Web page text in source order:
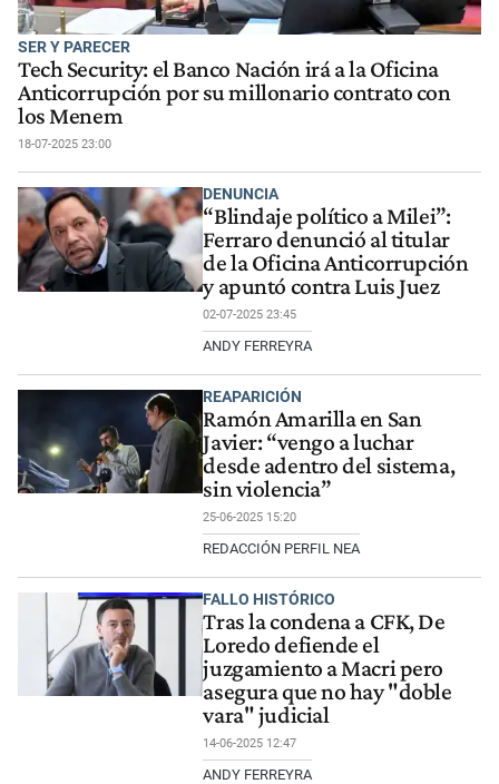
SER Y PARECER
Tech Security: el Banco Nación irá a la Oficina
Anticorrupción por su millonario contrato con
los Menem
18-07-2025 23:00
DENUNCIA
“Blindaje político a Milei”:
Ferraro denunció al titular
de la Oficina Anticorrupción
y apuntó contra Luis Juez
02-07-2025 23:45
ANDY FERREYRA
REAPARICIÓN
Ramón Amarilla en San
Javier: “vengo a luchar
desde adentro del sistema,
sin violencia”
25-06-2025 15:20
REDACCIÓN PERFIL NEA
FALLO HISTÓRICO
Tras la condena a CFK, De
Loredo defiende el
juzgamiento a Macri pero
asegura que no hay "doble
vara" judicial
14-06-2025 12:47
ANDY FERREYRA